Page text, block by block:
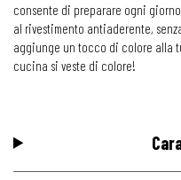
consente di preparare ogni
al rivestimento antiaderente,
aggiunge un tocco di colore alla
cucina si veste di colore!